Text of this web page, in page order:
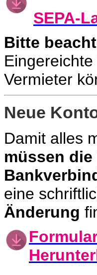
SEPA-
Bitte
Vermieter
Neue
Damit alles
müssen
eine
Änderung